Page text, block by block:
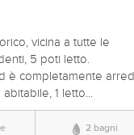
vicina a tutte le
5 poti letto.
è completamente
1 letto...
2 bagni